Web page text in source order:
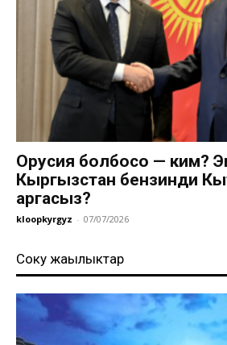
Орусия болбосо — ким?
Кыргызстан бензинди
аргасыз?
kloopkyrgyz - 07/07/2026
Соңку жаңылыктар